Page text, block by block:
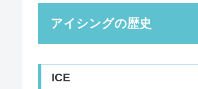
アイシングの歴史
ICE